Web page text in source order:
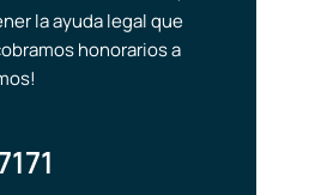
la ayuda legal que
honorarios a